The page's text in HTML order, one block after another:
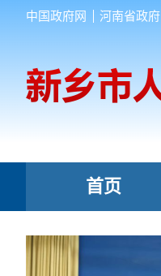
中国政府网 河南省政府
首页